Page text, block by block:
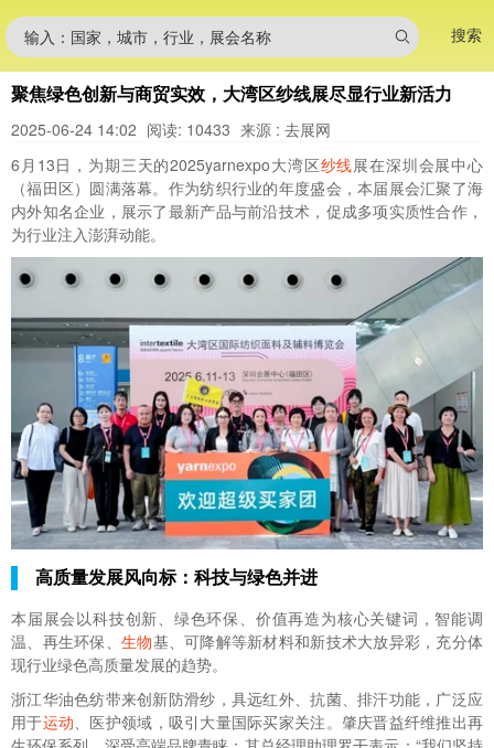
输入：国家，城市，行业，展会名称 搜索
聚焦绿色创新与商贸实效，大湾区纱线展尽显行业新活力
2025-06-24 14:02 阅读: 10433 来源 : 去展网
6月13日，为期三天的2025yarnexpo大湾区纱线展在深圳会展中心
（福田区）圆满落幕。作为纺织行业的年度盛会，本届展会汇聚了海
内外知名企业，展示了最新产品与前沿技术，促成多项实质性合作，
为行业注入澎湃动能。
高质量发展风向标：科技与绿色并进
本届展会以科技创新、绿色环保、价值再造为核心关键词，智能调
温、再生环保、 生物基、可降解等新材料和新技术大放异彩，充分体
现行业绿色高质量发展的趋势。
浙江华油色纺带来创新防滑纱，具远红外、抗菌、排汗功能，广泛应
用于运动、医护领域，吸引大量国际买家关注。肇庆晋益纤维推出再